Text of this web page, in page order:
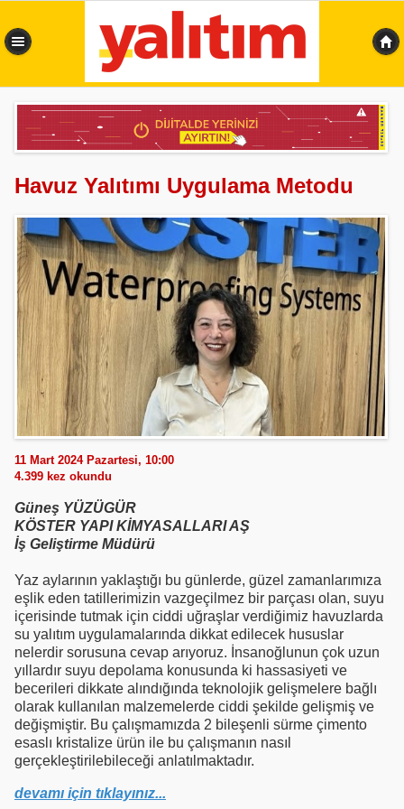
Havuz Yalıtımı Uygulama Metodu
11 Mart 2024 Pazartesi, 10:00
4.399 kez okundu
Güneş YÜZÜGÜR
KÖSTER YAPI KİMYASALLARI AŞ
İş Geliştirme Müdürü
Yaz aylarının yaklaştığı bu günlerde, güzel zamanlarımıza
eşlik eden tatillerimizin vazgeçilmez bir parçası olan, suyu
içerisinde tutmak için ciddi uğraşlar verdiğimiz havuzlarda
su yalıtım uygulamalarında dikkat edilecek hususlar
nelerdir sorusuna cevap arıyoruz. İnsanoğlunun çok uzun
yıllardır suyu depolama konusunda ki hassasiyeti ve
becerileri dikkate alındığında teknolojik gelişmelere bağlı
olarak kullanılan malzemelerde ciddi şekilde gelişmiş ve
değişmiştir. Bu çalışmamızda 2 bileşenli sürme çimento
esaslı kristalize ürün ile bu çalışmanın nasıl
gerçekleştirilebileceği anlatılmaktadır.
devamı için tıklayınız...
0,383 sn